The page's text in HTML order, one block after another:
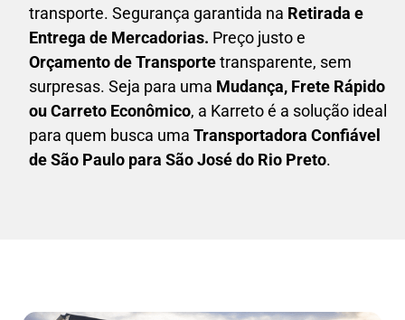
transporte. Segurança garantida na Retirada e
Entrega de Mercadorias. Preço justo e
Orçamento de Transportetransparente, sem
surpresas. Seja para uma Mudança, Frete Rápido
ou Carreto Econômico, a Karretoé a solução ideal
para quem busca uma Transportadora Confiável
de São Paulo para São José do Rio Preto.